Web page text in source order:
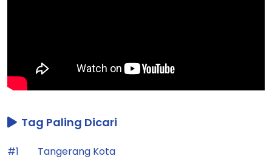
Tag Paling Dicari
#1
Tangerang Kota